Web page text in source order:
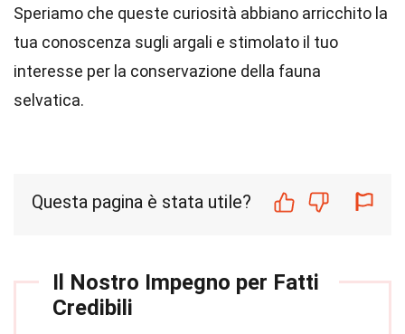
Speriamo che queste curiosità abbiano arricchito la
tua conoscenza sugli argali e stimolato il tuo
interesse per la conservazione della fauna
selvatica.
Questa pagina è stata utile?
Il Nostro Impegno per Fatti
Credibili